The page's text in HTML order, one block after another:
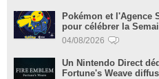
Pokémon et l'Agence
pour célébrer la
04/08/2026
Un Nintendo Direct
Fortune's Weave